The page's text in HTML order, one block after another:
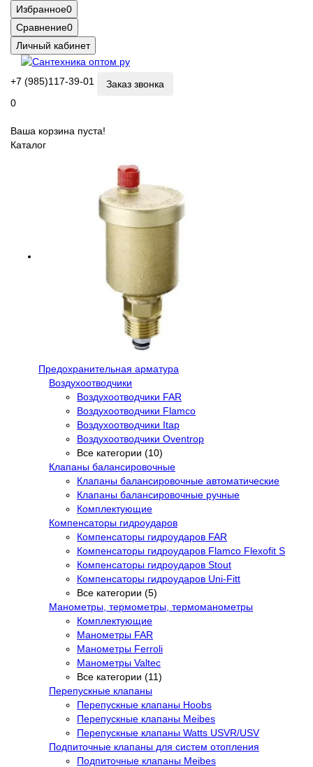
Избранное0
Сравнение0
Личный кабинет
+7 (985)117-39-01
Заказ звонка
0
Ваша корзина пуста!
Каталог
Предохранительная арматура
Воздухоотводчики
Воздухоотводчики FAR
Воздухоотводчики Flamco
Воздухоотводчики Itap
Воздухоотводчики Oventrop
Все категории (10)
Клапаны балансировочные
Клапаны балансировочные автоматические
Клапаны балансировочные ручные
Комплектующие
Компенсаторы гидроударов
Компенсаторы гидроударов FAR
Компенсаторы гидроударов Flamco Flexofit S
Компенсаторы гидроударов Stout
Компенсаторы гидроударов Uni-Fitt
Все категории (5)
Манометры, термометры, термоманометры
Комплектующие
Манометры FAR
Манометры Ferroli
Манометры Valtec
Все категории (11)
Перепускные клапаны
Перепускные клапаны Hoobs
Перепускные клапаны Meibes
Перепускные клапаны Watts USVR/USV
Подпиточные клапаны для систем отопления
Подпиточные клапаны Meibes